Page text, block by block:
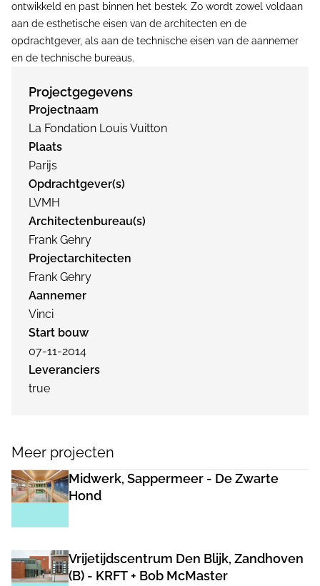
ontwikkeld en past binnen het bestek. Zo wordt zowel voldaan
aan de esthetische eisen van de architecten en de
opdrachtgever, als aan de technische eisen van de aannemer
en de technische bureaus.
Projectgegevens
Projectnaam
La Fondation Louis Vuitton
Plaats
Parijs
Opdrachtgever(s)
LVMH
Architectenbureau(s)
Frank Gehry
Projectarchitecten
Frank Gehry
Aannemer
Vinci
Start bouw
07-11-2014
Leveranciers
true
Meer projecten
Midwerk, Sappermeer - De Zwarte
Hond
Vrijetijdscentrum Den Blijk, Zandhoven
(B) - KRFT + Bob McMaster